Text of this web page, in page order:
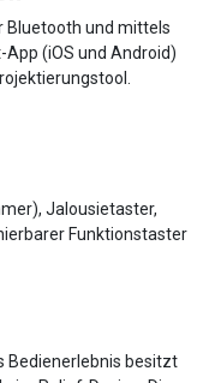
Bluetooth und mittels
App (iOS und Android)
Jalousietaster,
Funktionstaster
Bedienerlebnis besitzt